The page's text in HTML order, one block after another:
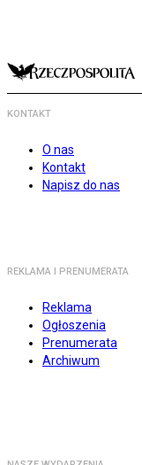
KONTAKT
O nas
Kontakt
Napisz do nas
REKLAMA I PRENUMERATA
Reklama
Ogłoszenia
Prenumerata
Archiwum